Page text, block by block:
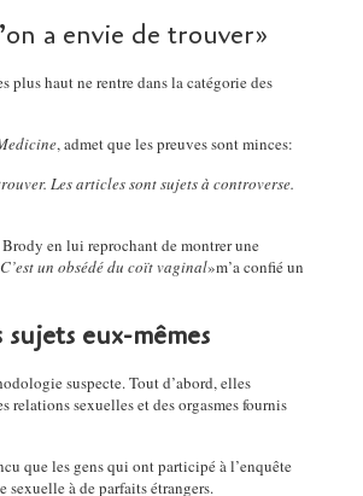
a envie de trouver»
haut ne rentre dans la catégorie des
, admet que les preuves sont minces:
Les articles sont sujets à controverse.
en lui reprochant de montrer une
C’est un obsédé du coït vaginal»m’a confié un
eux-mêmes
suspecte. Tout d’abord, elles
relations sexuelles et des orgasmes fournis
que les gens qui ont participé à l’enquête
sexuelle à de parfaits étrangers.